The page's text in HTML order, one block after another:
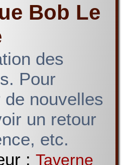
Bob Le
des
Pour
de nouvelles
un retour
etc.
: Taverne